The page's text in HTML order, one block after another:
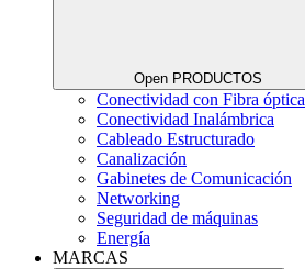
Open PRODUCTOS
Conectividad con Fibra óptica
Conectividad Inalámbrica
Cableado Estructurado
Canalización
Gabinetes de Comunicación
Networking
Seguridad de máquinas
Energía
MARCAS